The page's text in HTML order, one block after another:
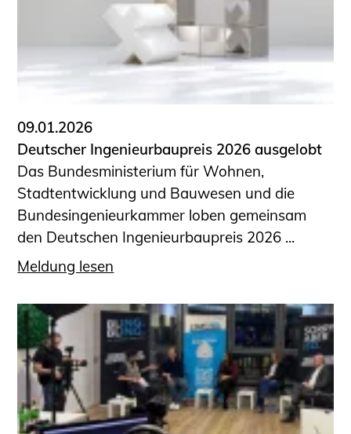
09.01.2026
Deutscher Ingenieurbaupreis 2026 ausgelobt
Das Bundesministerium für Wohnen,
Stadtentwicklung und Bauwesen und die
Bundesingenieurkammer loben gemeinsam
den Deutschen Ingenieurbaupreis 2026 ...
Meldung lesen